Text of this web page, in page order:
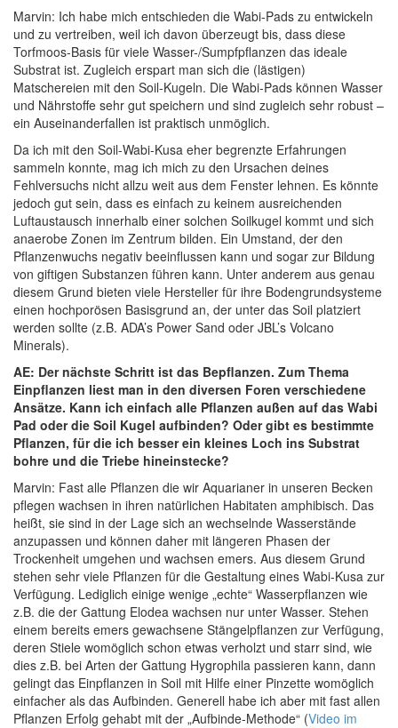
Marvin: Ich habe mich entschieden die Wabi-Pads zu entwickeln
und zu vertreiben, weil ich davon überzeugt bis, dass diese
Torfmoos-Basis für viele Wasser-/Sumpfpflanzen das ideale
Substrat ist. Zugleich erspart man sich die (lästigen)
Matschereien mit den Soil-Kugeln. Die Wabi-Pads können Wasser
und Nährstoffe sehr gut speichern und sind zugleich sehr robust –
ein Auseinanderfallen ist praktisch unmöglich.
Da ich mit den Soil-Wabi-Kusa eher begrenzte Erfahrungen
sammeln konnte, mag ich mich zu den Ursachen deines
Fehlversuchs nicht allzu weit aus dem Fenster lehnen. Es könnte
jedoch gut sein, dass es einfach zu keinem ausreichenden
Luftaustausch innerhalb einer solchen Soilkugel kommt und sich
anaerobe Zonen im Zentrum bilden. Ein Umstand, der den
Pflanzenwuchs negativ beeinflussen kann und sogar zur Bildung
von giftigen Substanzen führen kann. Unter anderem aus genau
diesem Grund bieten viele Hersteller für ihre Bodengrundsysteme
einen hochporösen Basisgrund an, der unter das Soil platziert
werden sollte (z.B. ADA’s Power Sand oder JBL’s Volcano
Minerals).
AE: Der nächste Schritt ist das Bepflanzen. Zum Thema
Einpflanzen liest man in den diversen Foren verschiedene
Ansätze. Kann ich einfach alle Pflanzen außen auf das Wabi
Pad oder die Soil Kugel aufbinden? Oder gibt es bestimmte
Pflanzen, für die ich besser ein kleines Loch ins Substrat
bohre und die Triebe hineinstecke?
Marvin: Fast alle Pflanzen die wir Aquarianer in unseren Becken
pflegen wachsen in ihren natürlichen Habitaten amphibisch. Das
heißt, sie sind in der Lage sich an wechselnde Wasserstände
anzupassen und können daher mit längeren Phasen der
Trockenheit umgehen und wachsen emers. Aus diesem Grund
stehen sehr viele Pflanzen für die Gestaltung eines Wabi-Kusa zur
Verfügung. Lediglich einige wenige „echte“ Wasserpflanzen wie
z.B. die der Gattung Elodea wachsen nur unter Wasser. Stehen
einem bereits emers gewachsene Stängelpflanzen zur Verfügung,
deren Stiele womöglich schon etwas verholzt und starr sind, wie
dies z.B. bei Arten der Gattung Hygrophila passieren kann, dann
gelingt das Einpflanzen in Soil mit Hilfe einer Pinzette womöglich
einfacher als das Aufbinden. Generell habe ich aber mit fast allen
Pflanzen Erfolg gehabt mit der „Aufbinde-Methode“ (Video im